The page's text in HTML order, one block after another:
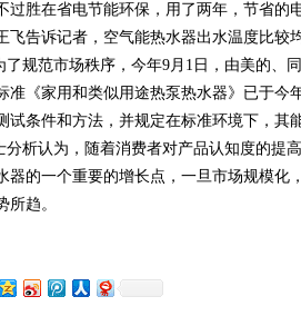
过胜在省电节能环保，用了两年，节省的
飞告诉记者，空气能热水器出水温度比较
了规范市场秩序，今年9月1日，由美的、
准《家用和类似用途热泵热水器》已于今
试条件和方法，并规定在标准环境下，其
分析认为，随着消费者对产品认知度的提
器的一个重要的增长点，一旦市场规模化
所趋。